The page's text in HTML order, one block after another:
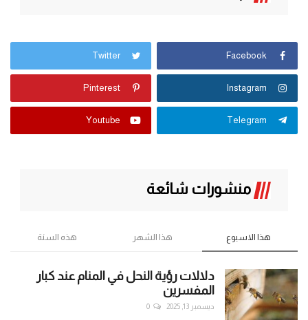
Facebook
Twitter
Instagram
Pinterest
Telegram
Youtube
منشورات شائعة
هذا الاسبوع هذا الشهر هذه السنة
دلالات رؤية النحل في المنام عند كبار
المفسرين
ديسمبر 13, 2025 0